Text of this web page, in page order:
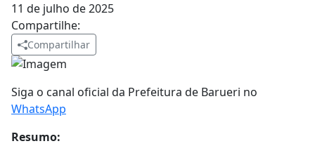
11 de julho de 2025
Compartilhe:
Compartilhar
Siga o canal oficial da Prefeitura de Barueri no
WhatsApp
Resumo: